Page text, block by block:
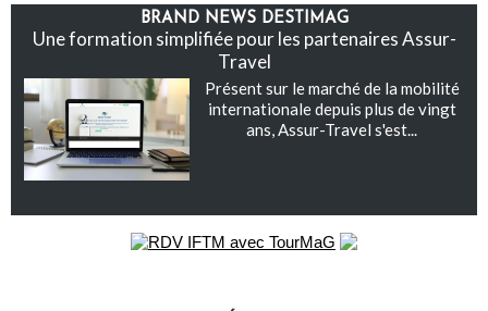
BRAND NEWS DESTIMAG
Une formation simplifiée pour les partenaires Assur-
Travel
Présent sur le marché de la mobilité
internationale depuis plus de vingt
ans, Assur-Travel s'est...